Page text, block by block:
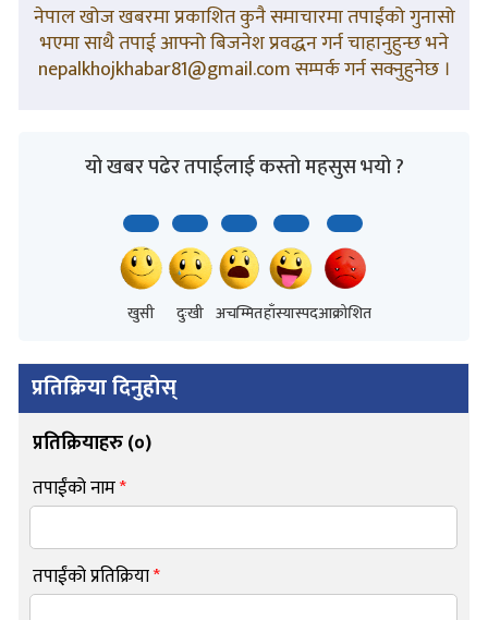
नेपाल खोज खबरमा प्रकाशित कुनै समाचारमा तपाईंको गुनासो
भएमा साथै तपाई आफ्नो बिजनेश प्रवद्धन गर्न चाहानुहुन्छ भने
nepalkhojkhabar81@gmail.com सम्पर्क गर्न सक्नुहुनेछ ।
यो खबर पढेर तपाईलाई कस्तो महसुस भयो ?
खुसी दुःखी अचम्मितहाँस्यास्पदआक्रोशित
प्रतिक्रिया दिनुहोस्
प्रतिक्रियाहरु (०)
तपाईंको नाम*
तपाईंको प्रतिक्रिया*